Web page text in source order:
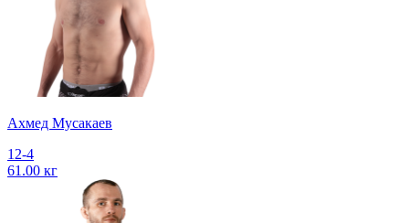
Ахмед Мусакаев
12-4
61.00 кг